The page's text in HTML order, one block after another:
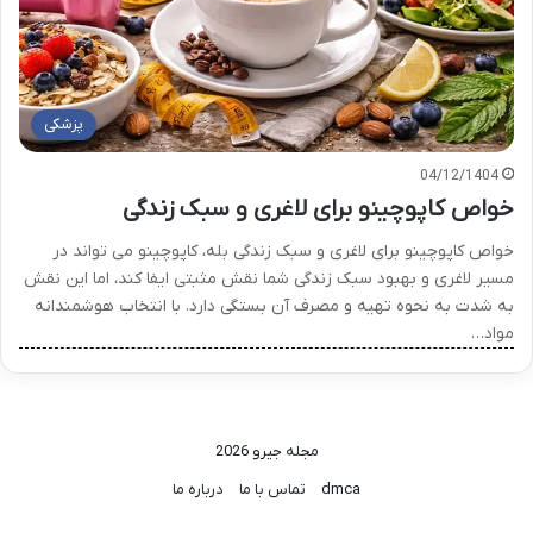
پزشکی
04/12/1404
خواص کاپوچینو برای لاغری و سبک زندگی
خواص کاپوچینو برای لاغری و سبک زندگی بله، کاپوچینو می تواند در
مسیر لاغری و بهبود سبک زندگی شما نقش مثبتی ایفا کند، اما این نقش
به شدت به نحوه تهیه و مصرف آن بستگی دارد. با انتخاب هوشمندانه
مواد…
مجله جیرو 2026
dmca
تماس با ما درباره ما